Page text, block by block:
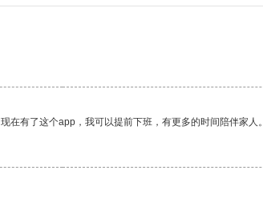
有了这个app，我可以提前下班，有更多的时间陪伴家人。